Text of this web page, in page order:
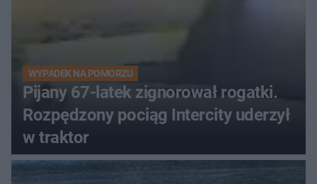
WYPADEK NA POMORZU
Pijany 67-latek zignorował rogatki.
Rozpędzony pociąg Intercity uderzył
w traktor